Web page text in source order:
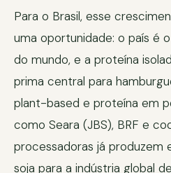
Para o Brasil, esse
uma oportunidade: o país é
do mundo, e a proteína
prima central para
plant-based e proteína em
como Seara (JBS), BRF e
processadoras já produzem
soja para a indústria global